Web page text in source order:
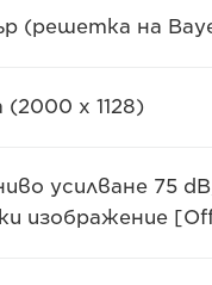
(решетка на
(2000 x 1128)
усилване 75
изображение